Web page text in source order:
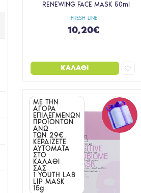
FRESH LINE
RENEWING FACE MASK 50ml
10,20€
ΚΑΛΆΘΙ
ΜΕ ΤΗΝ
ΑΓΟΡΑ
ΕΠΙΛΕΓΜΕΝΩΝ
ΠΡΟΪΟΝΤΩΝ
ΑΝΩ
ΤΩΝ 29€
ΚΕΡΔΙΖΕΤΕ
ΑΥΤΟΜΑΤΑ
ΣΤΟ
ΚΑΛΑΘΙ
ΣΑΣ
1 YOUTH LAB
LIP MASK
15g